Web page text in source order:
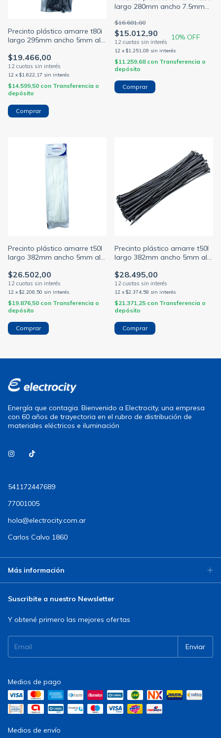
Precinto plástico amarre t80i
largo 295mm ancho 5mm alt-
$19.466,00
12 x $1.622,17 sin interés
$14.599,50 con Transferencia o
depósito
largo 280mm ancho 7.5mm
$15.012,90
$16.681,00
10% OFF
12 x $1.251,08 sin interés
$11.259,68 con Transferencia o
depósito
Precinto plástico amarre t50l
largo 382mm ancho 5mm alt-
$26.502,00
12 x $2.208,50 sin interés
$19.876,50 con Transferencia o
depósito
Precinto plástico amarre t50l
largo 382mm ancho 5mm alt-
$28.495,00
12 x $2.374,58 sin interés
$21.371,25 con Transferencia o
depósito
Energía que contagia. Bienvenido a Electrocity, una empresa
con 60 años de trayectoria en el rubro de distribución de
materiales eléctricos e iluminación
541172447689
77001005
hola@electrocity.com.ar
Carlos Calvo 1860
Más información
Suscribite a nuestro Newsletter
Y obtené primero las mejores ofertas
Medios de pago
Medios de envío